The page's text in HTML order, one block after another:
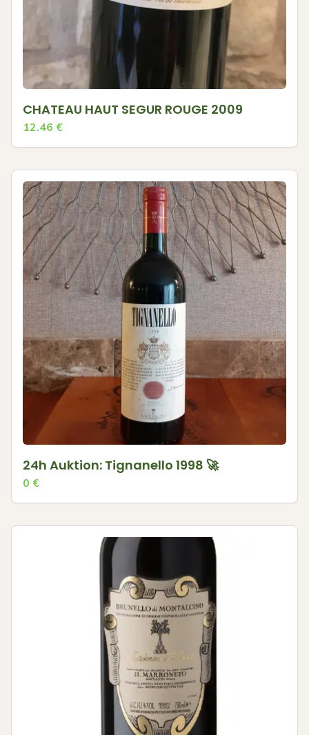
CHATEAU HAUT SEGUR ROUGE 2009
12.46 €
24h Auktion: Tignanello 1998 🚀
0 €